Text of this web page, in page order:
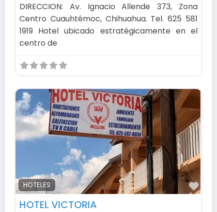
DIRECCION: Av. Ignacio Allende 373, Zona
Centro Cuauhtémoc, Chihuahua. Tel. 625 581
1919 Hotel ubicado estratégicamente en el
centro de
HOTELES
HOTEL VICTORIA